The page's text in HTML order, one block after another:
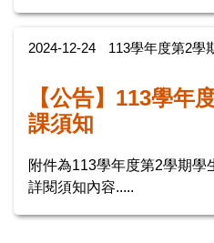
2024-12-24 113學年度第2學
【公告】113學年
課須知
附件為113學年度第2學期學
詳閱須知內容.....